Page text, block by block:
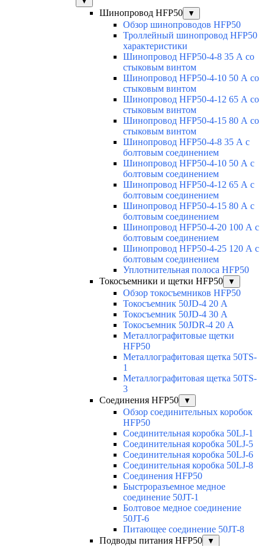
Шинопровод HFP50 ▼
Обзор шинопроводов HFP50
Троллейный шинопровод HFP50
характеристики
Шинопровод HFP50-4-8 35 А со
стыковым винтом
Шинопровод HFP50-4-10 50 А со
стыковым винтом
Шинопровод HFP50-4-12 65 А со
стыковым винтом
Шинопровод HFP50-4-15 80 А со
стыковым винтом
Шинопровод HFP50-4-8 35 А с
болтовым соединением
Шинопровод HFP50-4-10 50 А с
болтовым соединением
Шинопровод HFP50-4-12 65 А с
болтовым соединением
Шинопровод HFP50-4-15 80 А с
болтовым соединением
Шинопровод HFP50-4-20 100 А с
болтовым соединением
Шинопровод HFP50-4-25 120 А с
болтовым соединением
Уплотнительная полоса HFP50
Токосъемники и щетки HFP50
▼
Обзор токосъемников HFP50
Токосъемник 50JD-4 20 А
Токосъемник 50JD-4 30 А
Токосъемник 50JDR-4 20 А
Металлографитовые щетки
HFP50
Металлографитовая щетка 50TS-
1
Металлографитовая щетка 50TS-
3
Соединения HFP50
▼
Обзор соединительных коробок
HFP50
Соединительная коробка 50LJ-1
Соединительная коробка 50LJ-5
Соединительная коробка 50LJ-6
Соединительная коробка 50LJ-8
Соединения HFP50
Быстроразъемное медное
соединение 50JT-1
Болтовое медное соединение
50JT-6
Питающее соединение 50JT-8
Подводы питания HFP50
▼